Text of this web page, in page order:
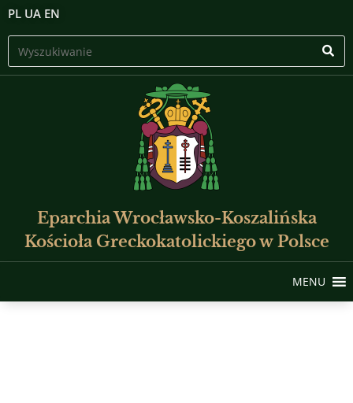
PL UA EN
Eparchia Wrocławsko-Koszalińska
Kościoła Greckokatolickiego w Polsce
MENU